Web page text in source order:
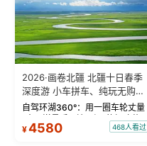
2026·画卷北疆 北疆十日春季
深度游 小车拼车、纯玩无购
物！
自驾环湖360°：用一圈车轮丈量
“大西洋最后一滴眼泪”的极致蔚
蓝。 赛湖旅拍：甄选多款风格服
¥4580 468人看过